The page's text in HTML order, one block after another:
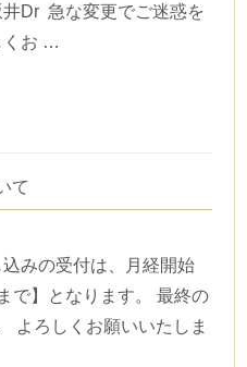
な変更でご迷惑を
くお …
て
みの受付は、月経開始
で】となります。 最終の
よろしくお願いいたしま